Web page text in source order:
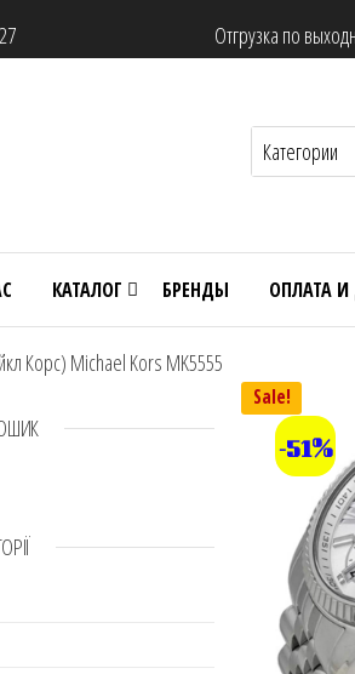
Отгрузка по
КАТАЛОГ БРЕНДЫ ОПЛАТА
Корс) Michael Kors MK5555
Sale!
-51%